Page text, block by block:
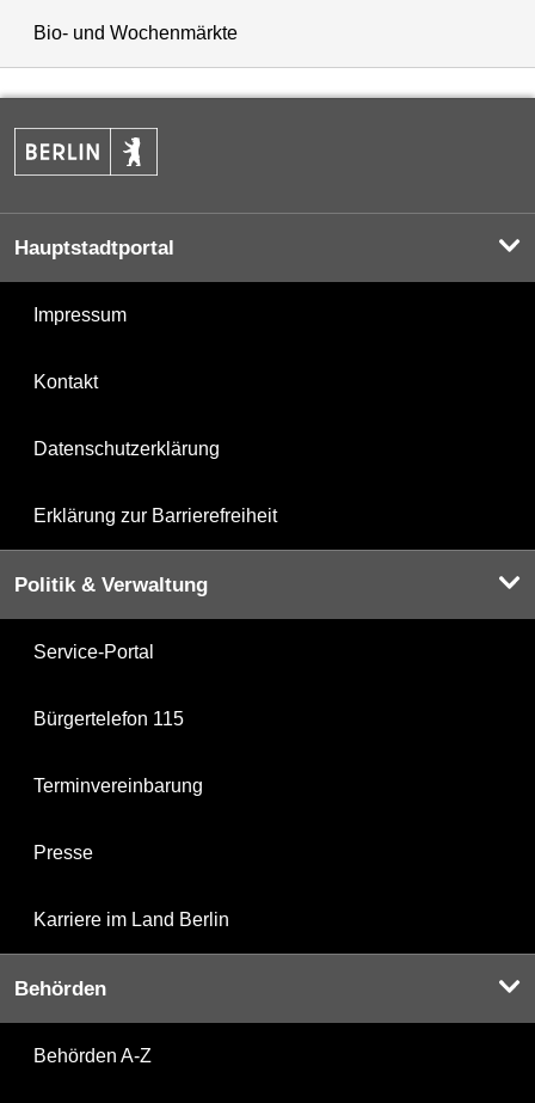
Bio- und Wochenmärkte
Hauptstadtportal
Impressum
Kontakt
Datenschutzerklärung
Erklärung zur Barrierefreiheit
Politik & Verwaltung
Service-Portal
Bürgertelefon 115
Terminvereinbarung
Presse
Karriere im Land Berlin
Behörden
Behörden A-Z